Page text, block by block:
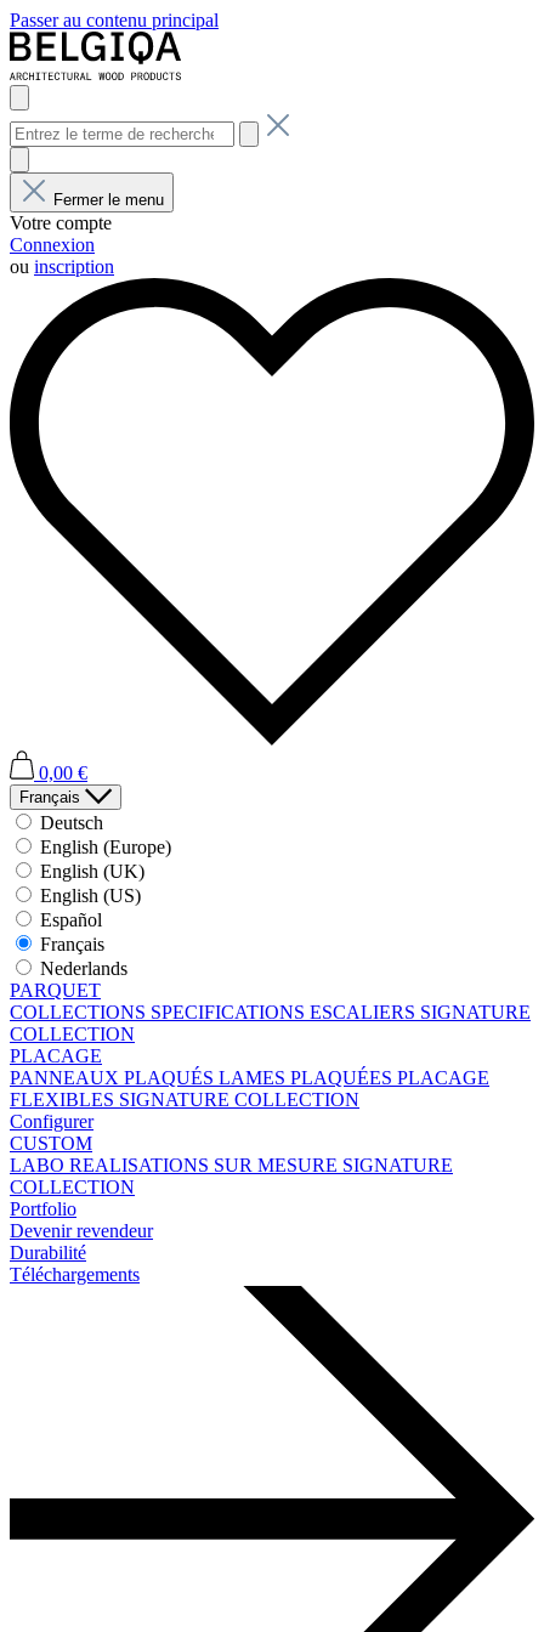
Passer au contenu principal
Fermer le menu
Votre compte
Connexion
ou inscription
0,00 €
Français
Deutsch
English (Europe)
English (UK)
English (US)
Español
Français
Nederlands
PARQUET
COLLECTIONS SPECIFICATIONS ESCALIERS SIGNATURE
COLLECTION
PLACAGE
PANNEAUX PLAQUÉS LAMES PLAQUÉES PLACAGE
FLEXIBLES SIGNATURE COLLECTION
Configurer
CUSTOM
LABO REALISATIONS SUR MESURE SIGNATURE
COLLECTION
Portfolio
Devenir revendeur
Durabilité
Téléchargements